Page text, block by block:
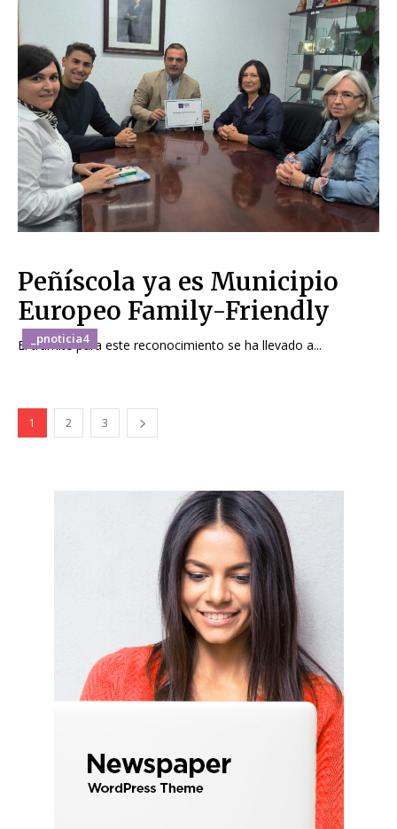
_pnoticia4
Peñíscola ya es Municipio
Europeo Family-Friendly
El trámite para este reconocimiento se ha llevado a...
1 2 3